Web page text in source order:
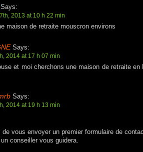
Says:
2013 at 10 h 22 min
maison de retraite mouscron environs
Says:
2014 at 17 h 07 min
et moi cherchons une maison de retraite
Says:
2014 at 19 h 13 min
de vous envoyer un premier formulaire de
conseiller vous guidera.